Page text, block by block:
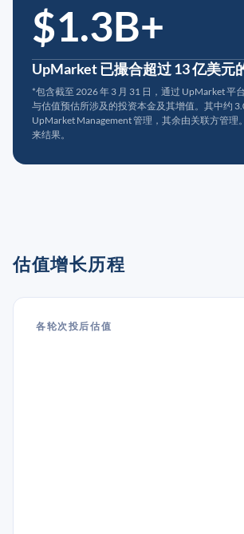
$1.3B+
UpMarket 已撮合超过 13 亿美元
*包含截至 2026 年 3 月 31 日，通过 UpMarket 平
与估值预估所涉及的投资本金及其增值。其中约
UpMarket Management 管理，其余由关联方管理
来结果。
估值增长历程
各轮次投后估值